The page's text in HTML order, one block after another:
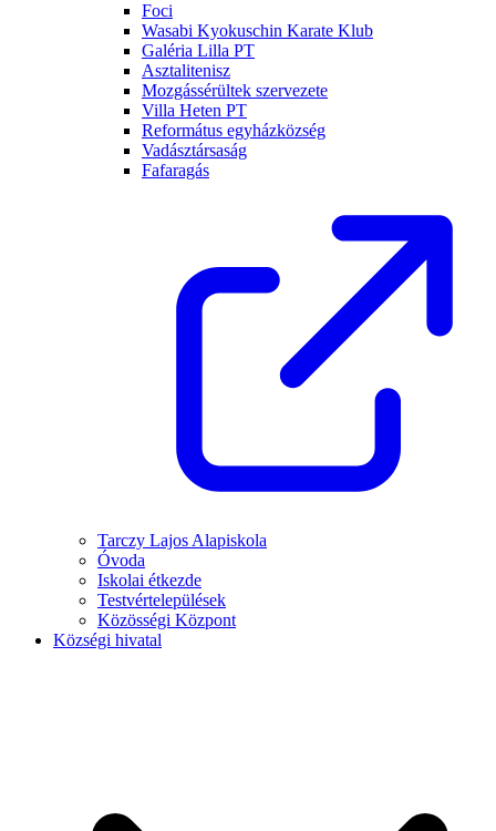
Foci
Wasabi Kyokuschin Karate Klub
Galéria Lilla PT
Asztalitenisz
Mozgássérültek szervezete
Villa Heten PT
Református egyházközség
Vadásztársaság
Fafaragás
Tarczy Lajos Alapiskola
Óvoda
Iskolai étkezde
Testvértelepülések
Közösségi Központ
Községi hivatal